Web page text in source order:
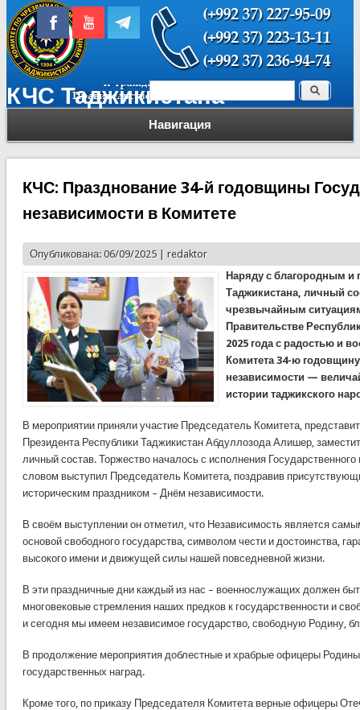
КЧС Таджикистана
Навигация
Форма поиска Поиск
КЧС: Празднование 34-й годовщины
независимости в Комитете
Опубликована: 06/09/2025 | redaktor
Наряду с благородным
Таджикистана, личный
чрезвычайным
Правительстве
2025 года с радостью и
Комитета 34-ю
независимости —
истории таджикского
В мероприятии приняли участие Председатель Комитета,
Президента Республики Таджикистан Абдуллозода Алишер,
личный состав. Торжество началось с исполнения
словом выступил Председатель Комитета, поздравив
историческим праздником – Днём независимости.
В своём выступлении он отметил, что Независимость является
основой свободного государства, символом чести и достоинства,
высокого имени и движущей силы нашей повседневной жизни.
В эти праздничные дни каждый из нас – военнослужащих должен
многовековые стремления наших предков к государственности и
и сегодня мы имеем независимое государство, свободную Родину,
В продолжение мероприятия доблестные и храбрые офицеры
государственных наград.
Кроме того, по приказу Председателя Комитета верные офицеры